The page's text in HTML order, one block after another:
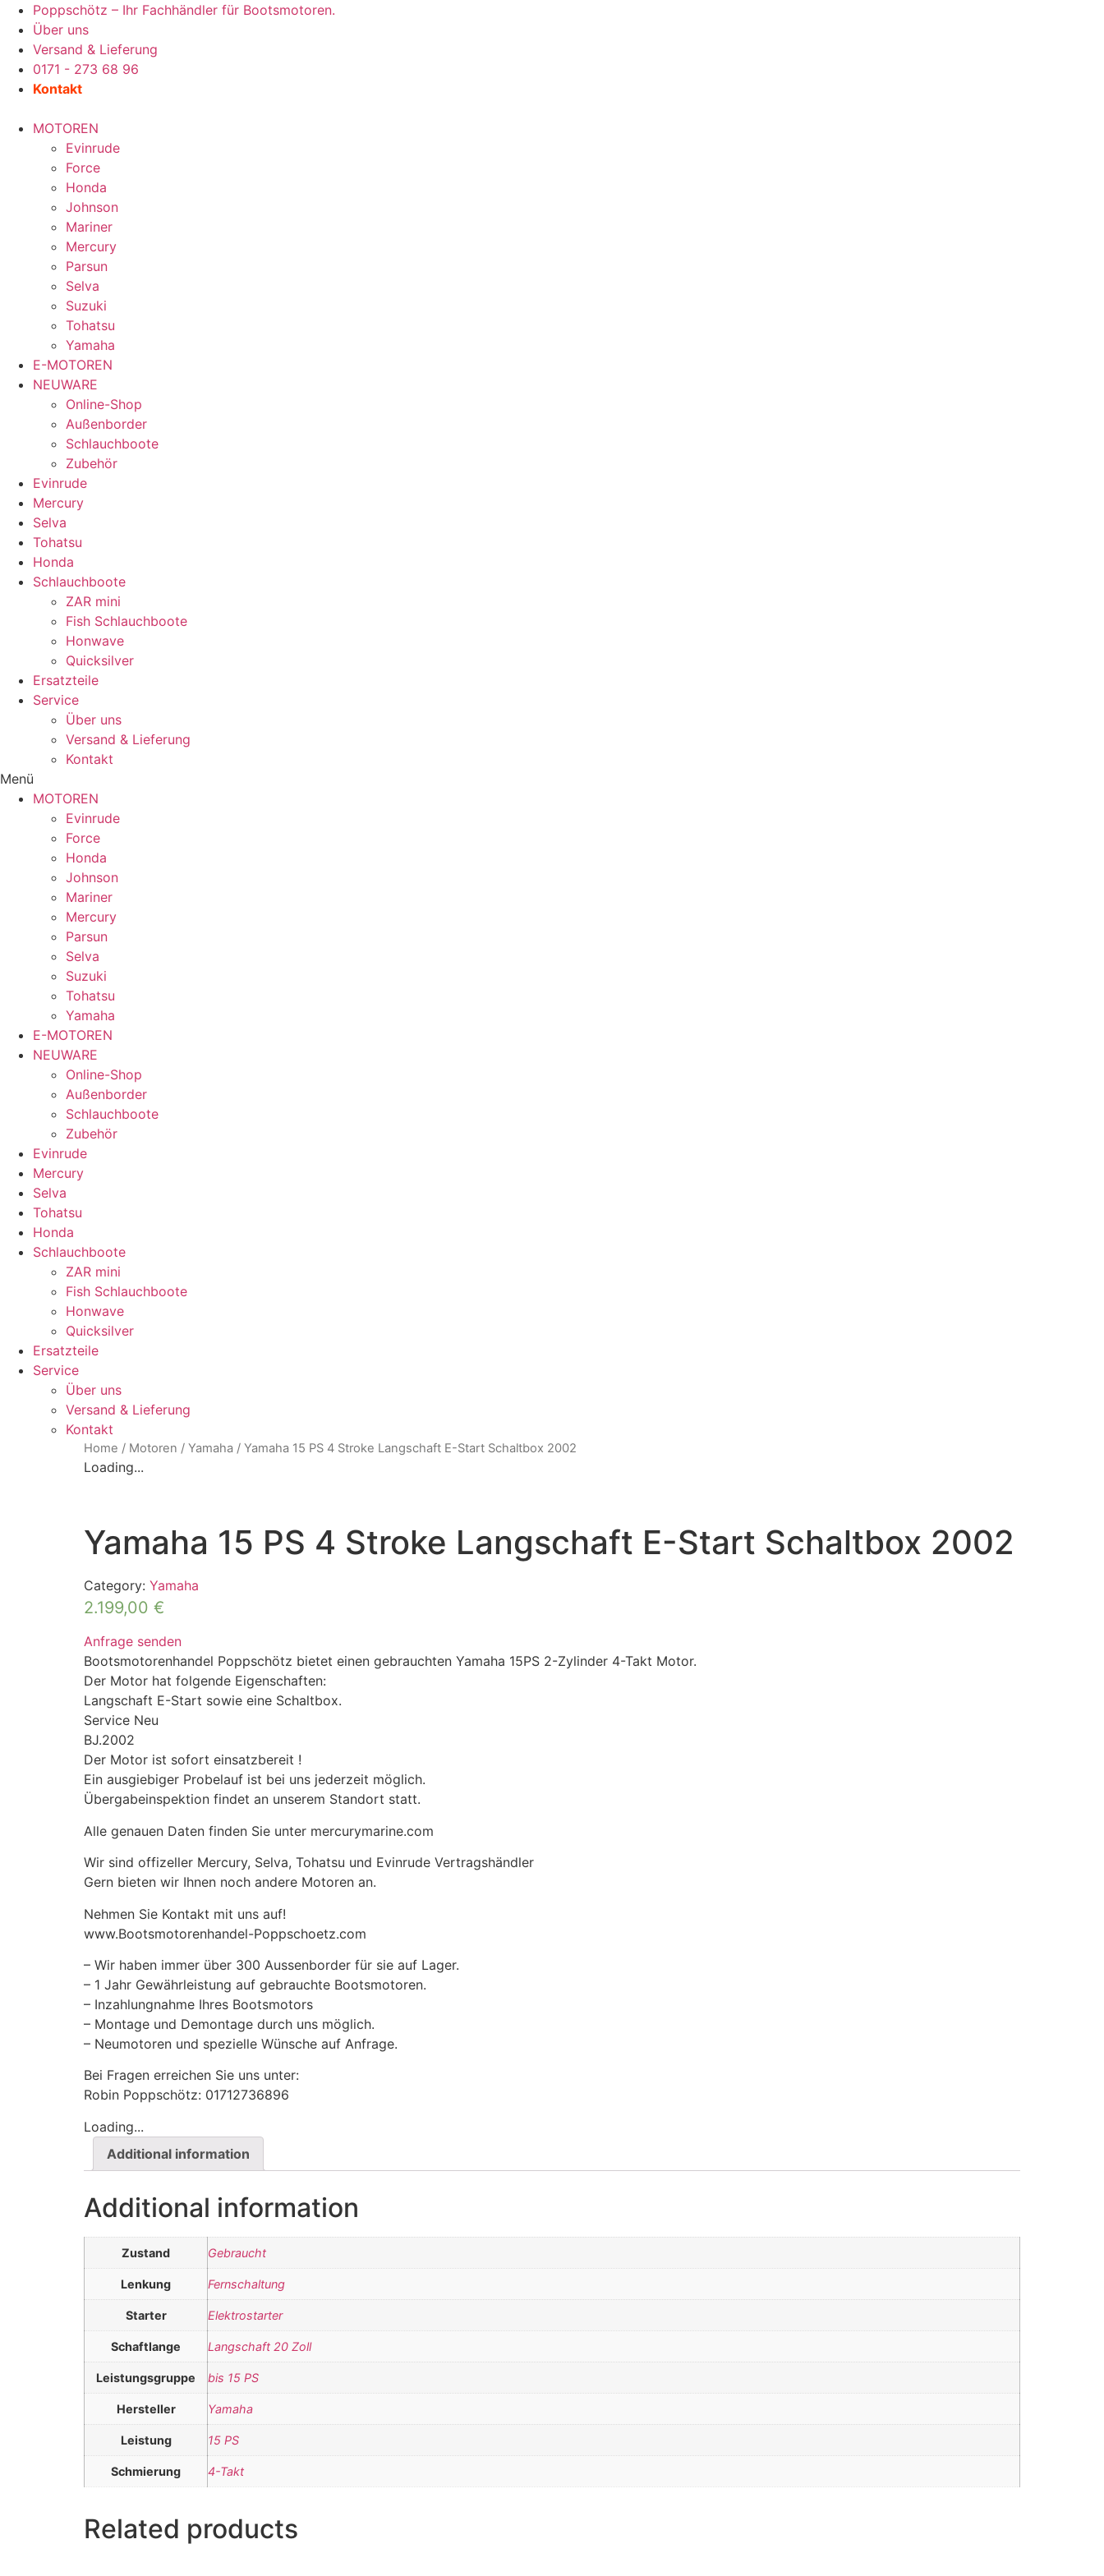
Zum
Inhalt
wechseln
Poppschötz – Ihr Fachhändler für Bootsmotoren.
Über uns
Versand & Lieferung
0171 - 273 68 96
Kontakt
MOTOREN
Evinrude
Force
Honda
Johnson
Mariner
Mercury
Parsun
Selva
Suzuki
Tohatsu
Yamaha
E-MOTOREN
NEUWARE
Online-Shop
Außenborder
Schlauchboote
Zubehör
Evinrude
Mercury
Selva
Tohatsu
Honda
Schlauchboote
ZAR mini
Fish Schlauchboote
Honwave
Quicksilver
Ersatzteile
Service
Über uns
Versand & Lieferung
Kontakt
Menü
MOTOREN
Evinrude
Force
Honda
Johnson
Mariner
Mercury
Parsun
Selva
Suzuki
Tohatsu
Yamaha
E-MOTOREN
NEUWARE
Online-Shop
Außenborder
Schlauchboote
Zubehör
Evinrude
Mercury
Selva
Tohatsu
Honda
Schlauchboote
ZAR mini
Fish Schlauchboote
Honwave
Quicksilver
Ersatzteile
Service
Über uns
Versand & Lieferung
Kontakt
Home / Motoren / Yamaha / Yamaha 15 PS 4 Stroke Langschaft E-Start Schaltbox 2002
Loading...
Yamaha 15 PS 4 Stroke Langschaft E-Start Schaltbox 2002
Category: Yamaha
2.199,00 €
Anfrage senden
Bootsmotorenhandel Poppschötz bietet einen gebrauchten Yamaha 15PS 2-Zylinder 4-Takt Motor.
Der Motor hat folgende Eigenschaften:
Langschaft E-Start sowie eine Schaltbox.
Service Neu
BJ.2002
Der Motor ist sofort einsatzbereit !
Ein ausgiebiger Probelauf ist bei uns jederzeit möglich.
Übergabeinspektion findet an unserem Standort statt.
Alle genauen Daten finden Sie unter mercurymarine.com
Wir sind offizeller Mercury, Selva, Tohatsu und Evinrude Vertragshändler
Gern bieten wir Ihnen noch andere Motoren an.
Nehmen Sie Kontakt mit uns auf!
www.Bootsmotorenhandel-Poppschoetz.com
– Wir haben immer über 300 Aussenborder für sie auf Lager.
– 1 Jahr Gewährleistung auf gebrauchte Bootsmotoren.
– Inzahlungnahme Ihres Bootsmotors
– Montage und Demontage durch uns möglich.
– Neumotoren und spezielle Wünsche auf Anfrage.
Bei Fragen erreichen Sie uns unter:
Robin Poppschötz: 01712736896
Loading...
Additional information
Additional information
Zustand Gebraucht
Lenkung Fernschaltung
Starter Elektrostarter
Schaftlange Langschaft 20 Zoll
Leistungsgruppe bis 15 PS
Hersteller Yamaha
Leistung 15 PS
Schmierung 4-Takt
Related products